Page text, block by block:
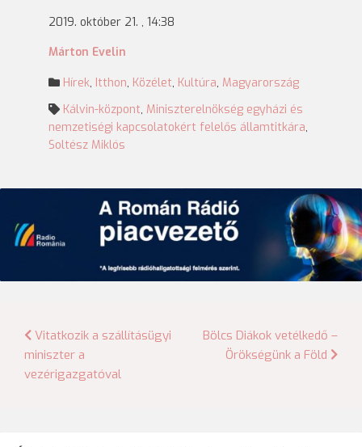
2019. október 21. , 14:38
Márton Evelin
Hírek, Itthon, Közélet, Kultúra, Magyarország
Kálvin-központ, Miniszterelnökség egyházi és
nemzetiségi kapcsolatokért felelős államtitkára,
Soltész Miklós
Bejegyzés
navigáció
Vitatkozik a szállításügyi
miniszter a
vezérigazgatóval
Bölcs Diákok vetélkedő –
Örökségünk a Föld